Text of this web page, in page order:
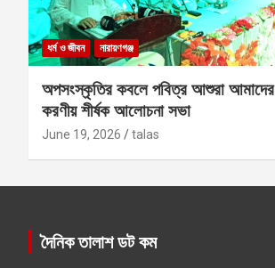
ধর্ম ও জীবন নারায়ণগঞ্জ
অপসংস্কৃতির কবলে পবিত্র আশুরা আমাদের
করণীয় শীর্ষক আলোচনা সভা
June 19, 2026 talas
দৈনিক তালাশ ডট কম